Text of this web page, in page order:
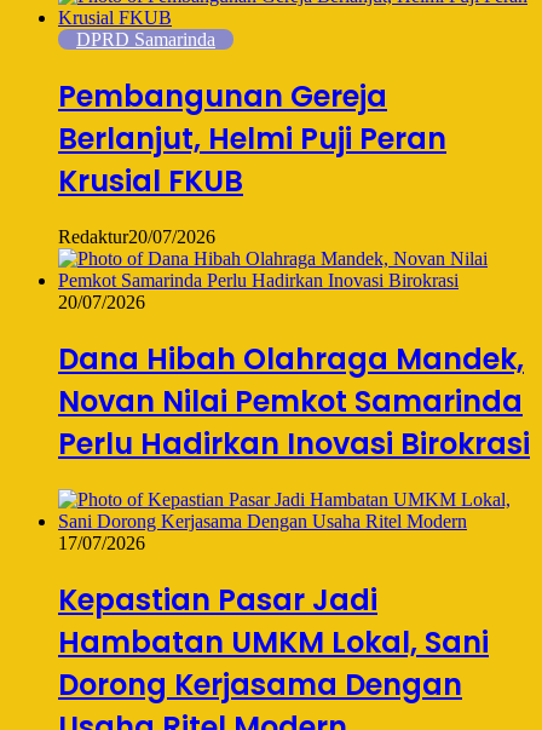
DPRD Samarinda
Pembangunan Gereja
Berlanjut, Helmi Puji Peran
Krusial FKUB
Redaktur20/07/2026
20/07/2026
Dana Hibah Olahraga Mandek,
Novan Nilai Pemkot Samarinda
Perlu Hadirkan Inovasi Birokrasi
17/07/2026
Kepastian Pasar Jadi
Hambatan UMKM Lokal, Sani
Dorong Kerjasama Dengan